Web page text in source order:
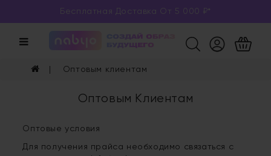
Бесплатная Доставка От 5 000 ₽*
Оптовым клиентам
Оптовым Клиентам
Оптовые условия
Для получения прайса необходимо связаться с